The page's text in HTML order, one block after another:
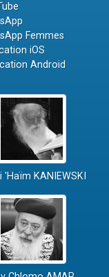
Femmes
iOS
Android
'Haïm KANIEWSKI